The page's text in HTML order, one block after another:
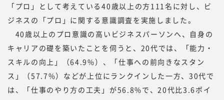
「プロ」として考えている40歳以上の方111名に対し、ビ
ジネスの「プロ」に関する意識調査を実施しました。
40歳以上のプロ意識の高いビジネスパーソンへ、自身の
キャリアの礎を築いたことを伺うと、20代では、「能力・
スキルの向上」（64.9%）、「仕事への前向きなスタン
ス」（57.7%）などが上位にランクインした一方、30代で
は、「仕事のやり方の工夫」が56.8%で、20代比3.6ポイ